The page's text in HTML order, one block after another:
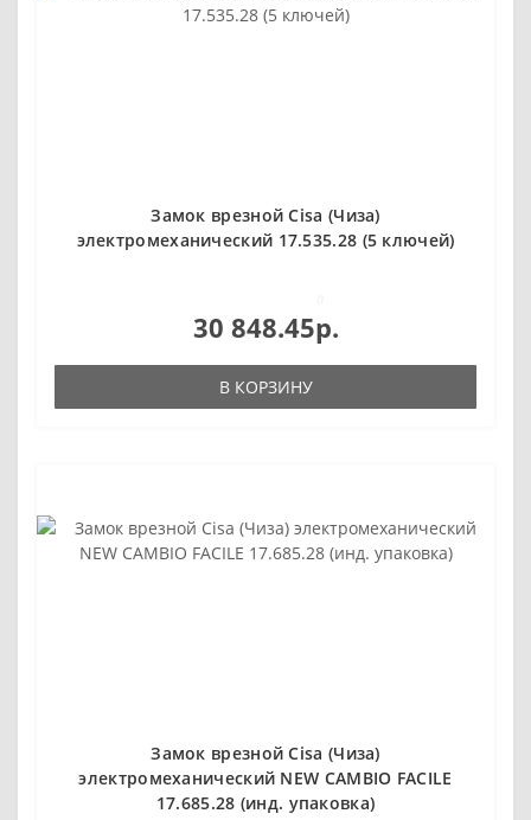
Замок врезной Cisa (Чиза)
электромеханический 17.535.28 (5 ключей)
30 848.45р.
В КОРЗИНУ
Замок врезной Cisa (Чиза)
электромеханический NEW CAMBIO FACILE
17.685.28 (инд. упаковка)